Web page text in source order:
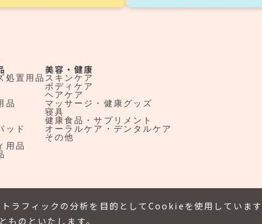
処置用品
品
ッド
用品
美容・健康
スキンケア
ボディケア
ヘアケア
マッサージ・健康グッズ
寝具
健康食品・サプリメント
オーラルケア・デンタルケア
その他
ラフィックの分析を目的としてCookieを使用しています
のといたします。